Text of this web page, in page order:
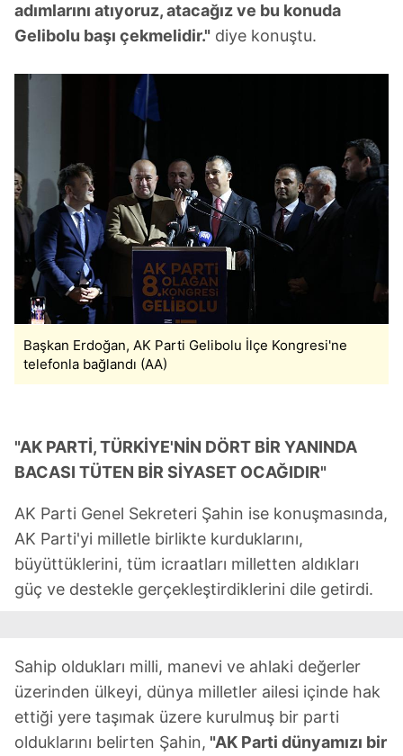
adımlarını atıyoruz, atacağız ve bu konuda
Gelibolu başı çekmelidir." diye konuştu.
Başkan Erdoğan, AK Parti Gelibolu İlçe Kongresi'ne
telefonla bağlandı (AA)
"AK PARTİ, TÜRKİYE'NİN DÖRT BİR YANINDA
BACASI TÜTEN BİR SİYASET OCAĞIDIR"
AK Parti Genel Sekreteri Şahin ise konuşmasında,
AK Parti'yi milletle birlikte kurduklarını,
büyüttüklerini, tüm icraatları milletten aldıkları
güç ve destekle gerçekleştirdiklerini dile getirdi.
Sahip oldukları milli, manevi ve ahlaki değerler
üzerinden ülkeyi, dünya milletler ailesi içinde hak
ettiği yere taşımak üzere kurulmuş bir parti
olduklarını belirten Şahin, "AK Parti dünyamızı bir